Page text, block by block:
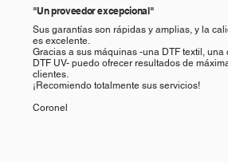
"Un proveedor excepcional"
Sus garantías son rápidas y amplias, y la
es excelente.
Gracias a sus máquinas -una DTF textil, una
DTF UV- puedo ofrecer resultados de
clientes.
¡Recomiendo totalmente sus servicios!
Coronel